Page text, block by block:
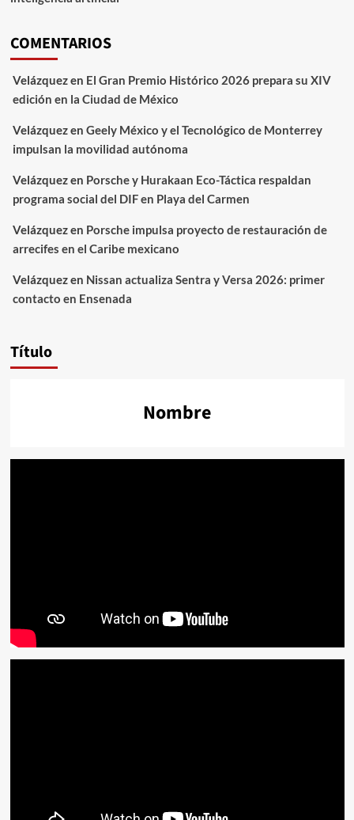
COMENTARIOS
Velázquezen El Gran Premio Histórico 2026 prepara su XIV
edición en la Ciudad de México
Velázquezen Geely México y el Tecnológico de Monterrey
impulsan la movilidad autónoma
Velázquezen Porsche y Hurakaan Eco-Táctica respaldan
programa social del DIF en Playa del Carmen
Velázquezen Porsche impulsa proyecto de restauración de
arrecifes en el Caribe mexicano
Velázquezen Nissan actualiza Sentra y Versa 2026: primer
contacto en Ensenada
Título
Nombre